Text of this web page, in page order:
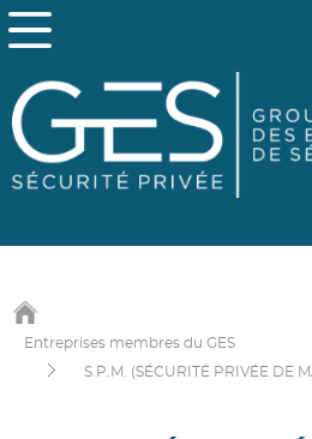
Entreprises membres du GES
S.P.M. (SÉCURITÉ PRIVÉE DE